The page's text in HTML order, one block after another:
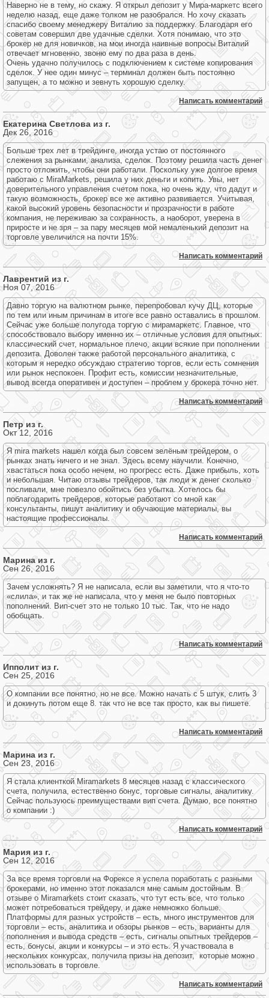
Наверно не в тему, но скажу. Я открыл депозит у Мира-маркетс всего
неделю назад, еще даже толком не разобрался. Но хочу сказать
спасибо своему менеджеру Виталию за поддержку. Благодаря его
советам совершил две удачные сделки. Хотя понимаю, что это
брокер не для новичков, на мои иногда наивные вопросы Виталий
отвечает мгновенно, звоню ему по два раза в день.
Очень удачно получилось с подключением к системе копирования
сделок. У нее один минус – терминал должен быть постоянно
запущен, а то можно и зевнуть хорошую сделку.
Написать комментарий
Екатерина Светлова из г.
Дек 26, 2016
Больше трех лет в трейдинге, иногда устаю от постоянного
слежения за рынками, анализа, сделок. Поэтому решила часть денег
просто отложить, чтобы они работали. Поскольку уже долгое время
работаю с MiraMarkets, решила у них деньги и копить. Увы, нет
доверительного управления счетом пока, но очень жду, что дадут и
такую возможность, брокер все же активно развивается. Учитывая,
какой высокий уровень безопасности и прозрачности в работе
компания, не переживаю за сохранность, а наоборот, уверена в
приросте и не зря – за пару месяцев мой немаленький депозит на
торговле увеличился на почти 15%.
Написать комментарий
Лаврентий из г.
Ноя 07, 2016
Давно торгую на валютном рынке, перепробовал кучу ДЦ, которые
по тем или иным причинам в итоге все равно оставались в прошлом.
Сейчас уже больше полугода торгую с мирамаркетс. Главное, что
способствовало выбору именно их – отличные условия для опытных:
классический счет, нормальное плечо, акции всякие при пополнении
депозита. Доволен также работой персонального аналитика, с
которым я нередко обсуждаю стратегию торгов, если есть сомнения
или рынок неспокоен. Профит есть, комиссии незначительные,
вывод всегда оперативен и доступен – проблем у брокера точно нет.
Написать комментарий
Петр из г.
Окт 12, 2016
Я mira markets нашел когда был совсем зелёным трейдером, о
рынках знать ничего и не знал. Здесь всему научили. Конечно,
хвастаться пока особо нечем, но прогресс есть. Даже прибыль, хоть
и небольшая. Читаю отзывы трейдеров, так люди ж денег сколько
посливали, мне повезло обойтись без убытка. Хотелось бы
поблагодарить трейдеров, которые работают со мной как
консультанты, пишут аналитику и обучающие материалы, вы
настоящие профессионалы.
Написать комментарий
Марина из г.
Сен 26, 2016
Зачем усложнять? Я не написала, если вы заметили, что я что-то
«слила», и так же не написала, что у меня не было повторных
пополнений. Вип-счет это не только 10 тыс. Так, что не надо
обобщать.
Написать комментарий
Ипполит из г.
Сен 25, 2016
О компании все понятно, но не все. Можно начать с 5 штук, слить 3
и докинуть потом еще 8. так что не все так просто, как вы пишете.
Написать комментарий
Марина из г.
Сен 23, 2016
Я стала клиенткой Miramarkets 8 месяцев назад с классического
счета, получила, естественно бонус, торговые сигналы, аналитику.
Сейчас пользуюсь преимуществами вип счета. Думаю, все понятно
о компании :)
Написать комментарий
Мария из г.
Сен 12, 2016
За все время торговли на Форексе я успела поработать с разными
брокерами, но именно этот показался мне самым достойным. В
отзыве о Miramarkets стоит сказать, что тут есть все, что только
может потребоваться трейдеру, и даже немножко больше.
Платформы для разных устройств – есть, много инструментов для
торговли – есть, аналитика и обзоры рынков – есть, варианты для
пополнения и вывода средств – есть, сигналы опытных трейдеров –
есть, бонусы, акции и конкурсы – и это есть. Я участвовала в
нескольких конкурсах, получила призы на депозит, которые можно
использовать в торговле.
Написать комментарий